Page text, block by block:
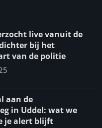
live vanuit de
bij het
van de politie
aan de
in Uddel: wat we
je alert blijft